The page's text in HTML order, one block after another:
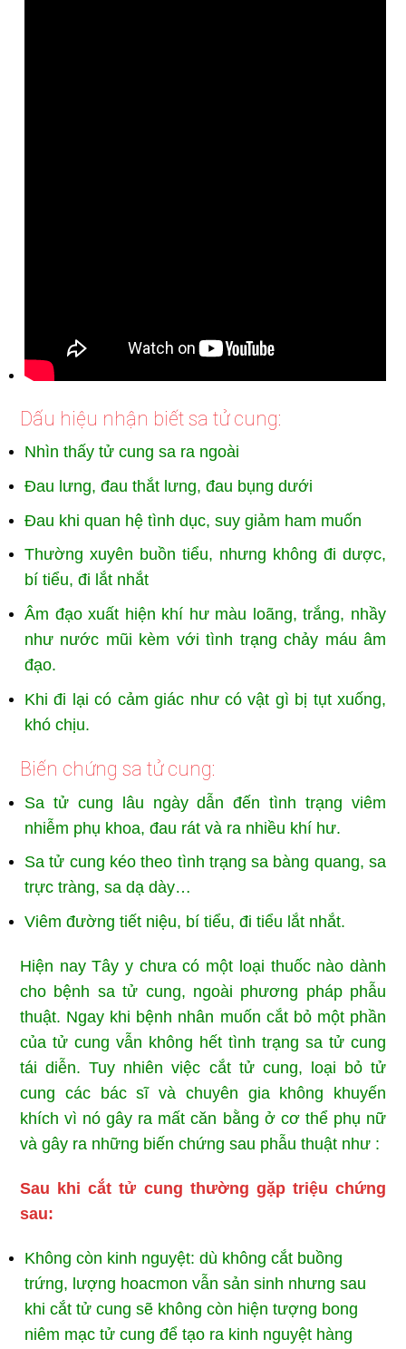
Dấu hiệu nhận biết sa tử cung:
Nhìn thấy tử cung sa ra ngoài
Đau lưng, đau thắt lưng, đau bụng dưới
Đau khi quan hệ tình dục, suy giảm ham muốn
Thường xuyên buồn tiểu, nhưng không đi dược,
bí tiểu, đi lắt nhắt
Âm đạo xuất hiện khí hư màu loãng, trắng, nhầy
như nước mũi kèm với tình trạng chảy máu âm
đạo.
Khi đi lại có cảm giác như có vật gì bị tụt xuống,
khó chịu.
Biến chứng sa tử cung:
Sa tử cung lâu ngày dẫn đến tình trạng viêm
nhiễm phụ khoa, đau rát và ra nhiều khí hư.
Sa tử cung kéo theo tình trạng sa bàng quang, sa
trực tràng, sa dạ dày…
Viêm đường tiết niệu, bí tiểu, đi tiểu lắt nhắt.
Hiện nay Tây y chưa có một loại thuốc nào dành
cho bệnh sa tử cung, ngoài phương pháp phẫu
thuật. Ngay khi bệnh nhân muốn cắt bỏ một phần
của tử cung vẫn không hết tình trạng sa tử cung
tái diễn. Tuy nhiên việc cắt tử cung, loại bỏ tử
cung các bác sĩ và chuyên gia không khuyến
khích vì nó gây ra mất căn bằng ở cơ thể phụ nữ
và gây ra những biến chứng sau phẫu thuật như :
Sau khi cắt tử cung thường gặp triệu chứng
sau:
Không còn kinh nguyệt: dù không cắt buồng
trứng, lượng hoacmon vẫn sản sinh nhưng sau
khi cắt tử cung sẽ không còn hiện tượng bong
niêm mạc tử cung để tạo ra kinh nguyệt hàng